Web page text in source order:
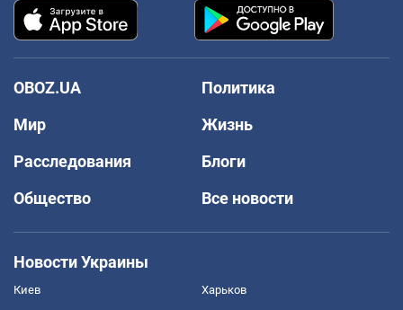
OBOZ.UA
Политика
Мир
Жизнь
Расследования
Блоги
Общество
Все новости
Новости Украины
Киев Харьков